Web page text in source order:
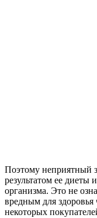
Поэтому неприятный
результатом ее диеты
организма. Это не
вредным для здоровья
некоторых